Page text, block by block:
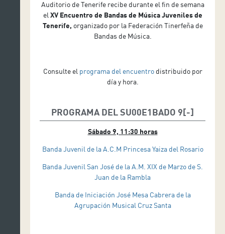
Auditorio de Tenerife recibe durante el fin de semana
el XV Encuentro de Bandas de Música Juveniles de
Tenerife, organizado por la Federación Tinerfeña de
Bandas de Música.
Consulte el programa del encuentrodistribuido por
día y hora.
PROGRAMA DEL SU00E1BADO 9
Sábado 9, 11:30 horas
Banda Juvenil de la A.C.M Princesa Yaiza del Rosario
Banda Juvenil San José de la A.M. XIX de Marzo de S.
Juan de la Rambla
Banda de Iniciación José Mesa Cabrera de la
Agrupación Musical Cruz Santa